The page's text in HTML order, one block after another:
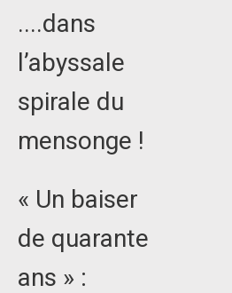
....dans
l’abyssale
spirale du
mensonge !
« Un baiser
de quarante
ans » :